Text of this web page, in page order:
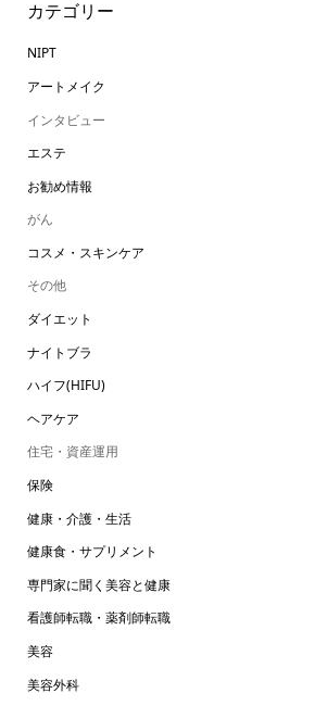
カテゴリー
NIPT
アートメイク
インタビュー
エステ
お勧め情報
がん
コスメ・スキンケア
その他
ダイエット
ナイトブラ
ハイフ(HIFU)
ヘアケア
住宅・資産運用
保険
健康・介護・生活
健康食・サプリメント
専門家に聞く美容と健康
看護師転職・薬剤師転職
美容
美容外科